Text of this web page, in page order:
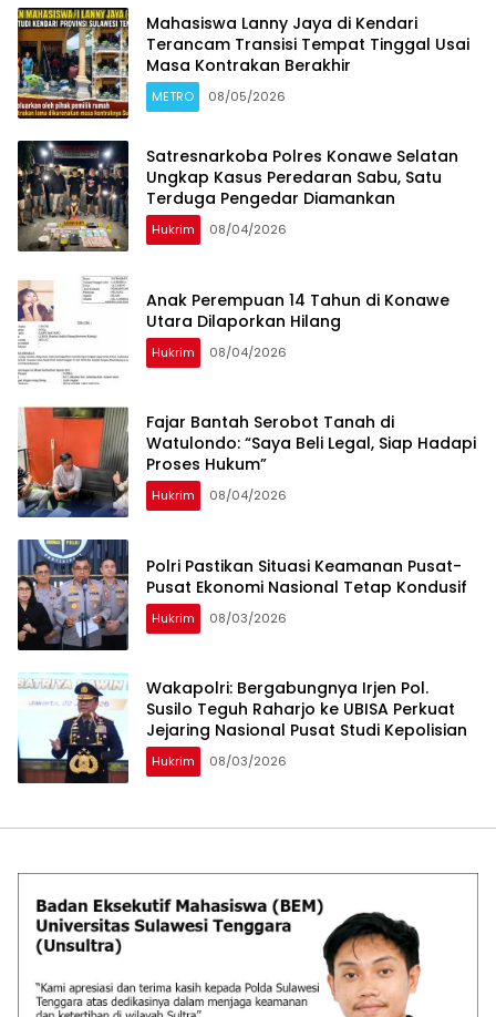
Mahasiswa Lanny Jaya di Kendari
Terancam Transisi Tempat Tinggal Usai
Masa Kontrakan Berakhir
METRO 08/05/2026
Satresnarkoba Polres Konawe Selatan
Ungkap Kasus Peredaran Sabu, Satu
Terduga Pengedar Diamankan
Hukrim 08/04/2026
Anak Perempuan 14 Tahun di Konawe
Utara Dilaporkan Hilang
Hukrim 08/04/2026
‎Fajar Bantah Serobot Tanah di
Watulondo: “Saya Beli Legal, Siap Hadapi
Proses Hukum”
Hukrim 08/04/2026
Polri Pastikan Situasi Keamanan Pusat-
Pusat Ekonomi Nasional Tetap Kondusif
Hukrim 08/03/2026
Wakapolri: Bergabungnya Irjen Pol.
Susilo Teguh Raharjo ke UBISA Perkuat
Jejaring Nasional Pusat Studi Kepolisian
Hukrim 08/03/2026